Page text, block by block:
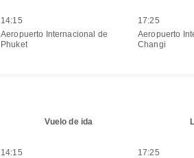
14:15
Aeropuerto Internacional de
Phuket
17:25
Aeropuerto
Changi
Vuelo de ida
14:15
17:25